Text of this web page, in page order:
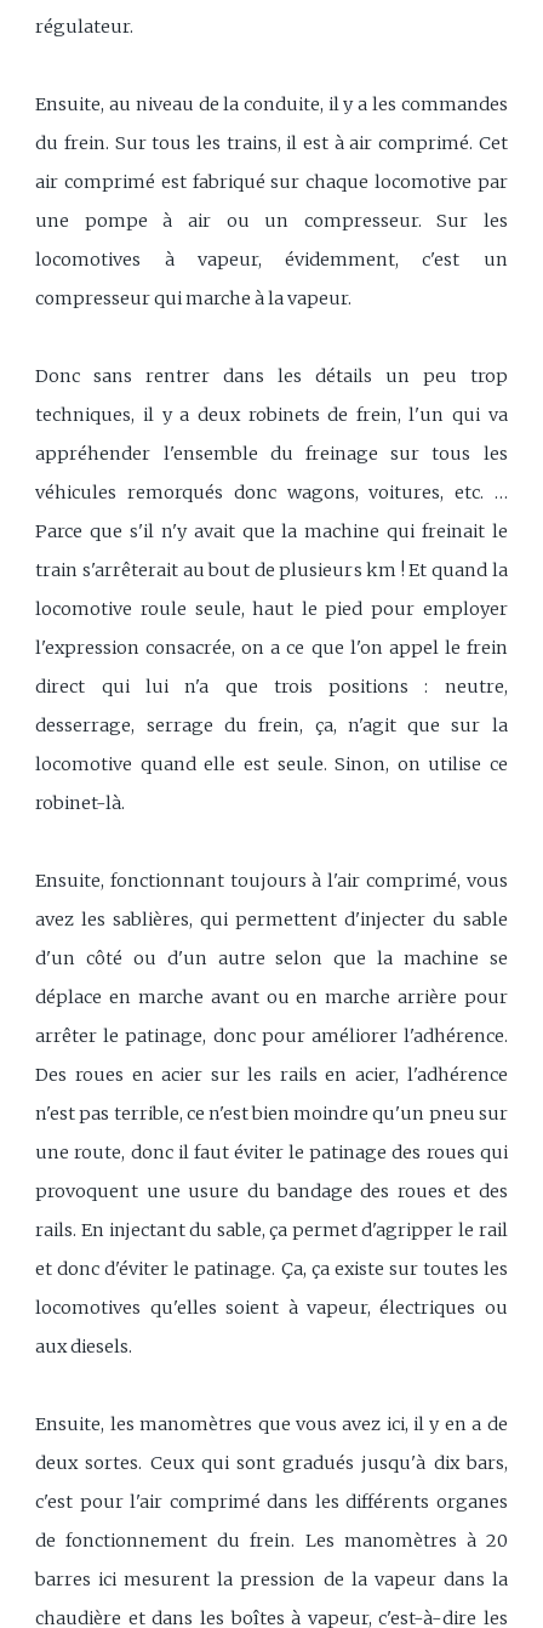
régulateur.
Ensuite, au niveau de la conduite, il y a les commandes
du frein. Sur tous les trains, il est à air comprimé. Cet
air comprimé est fabriqué sur chaque locomotive par
une pompe à air ou un compresseur. Sur les
locomotives à vapeur, évidemment, c'est un
compresseur qui marche à la vapeur.
Donc sans rentrer dans les détails un peu trop
techniques, il y a deux robinets de frein, l'un qui va
appréhender l'ensemble du freinage sur tous les
véhicules remorqués donc wagons, voitures, etc. …
Parce que s'il n'y avait que la machine qui freinait le
train s'arrêterait au bout de plusieurs km ! Et quand la
locomotive roule seule, haut le pied pour employer
l'expression consacrée, on a ce que l'on appel le frein
direct qui lui n'a que trois positions : neutre,
desserrage, serrage du frein, ça, n'agit que sur la
locomotive quand elle est seule. Sinon, on utilise ce
robinet-là.
Ensuite, fonctionnant toujours à l'air comprimé, vous
avez les sablières, qui permettent d'injecter du sable
d'un côté ou d'un autre selon que la machine se
déplace en marche avant ou en marche arrière pour
arrêter le patinage, donc pour améliorer l'adhérence.
Des roues en acier sur les rails en acier, l'adhérence
n'est pas terrible, ce n'est bien moindre qu'un pneu sur
une route, donc il faut éviter le patinage des roues qui
provoquent une usure du bandage des roues et des
rails. En injectant du sable, ça permet d'agripper le rail
et donc d'éviter le patinage. Ça, ça existe sur toutes les
locomotives qu'elles soient à vapeur, électriques ou
aux diesels.
Ensuite, les manomètres que vous avez ici, il y en a de
deux sortes. Ceux qui sont gradués jusqu'à dix bars,
c'est pour l'air comprimé dans les différents organes
de fonctionnement du frein. Les manomètres à 20
barres ici mesurent la pression de la vapeur dans la
chaudière et dans les boîtes à vapeur, c'est-à-dire les